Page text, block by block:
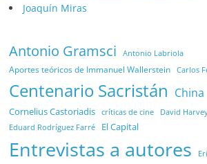
Joaquín Miras
Antonio Gramsci Antonio Labriola
Aportes teóricos de Immanuel Wallerstein Carlos
Centenario Sacristán China
Cornelius Castoriadis críticas de cine David
Eduard Rodríguez Farré El Capital
Entrevistas a autores